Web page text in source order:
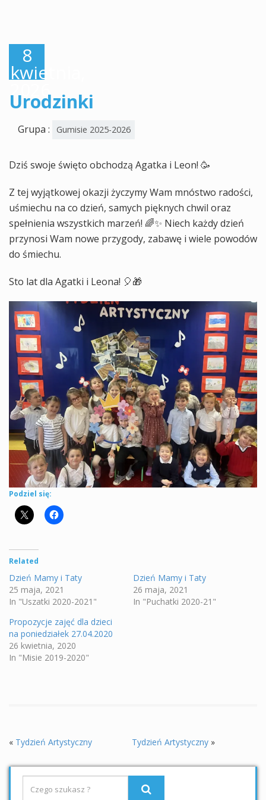
8
kwietnia,
2026
Urodzinki
Grupa : Gumisie 2025-2026
Dziś swoje święto obchodzą Agatka i Leon! 🥳
Z tej wyjątkowej okazji życzymy Wam mnóstwo radości,
uśmiechu na co dzień, samych pięknych chwil oraz
spełnienia wszystkich marzeń! 🌈✨ Niech każdy dzień
przynosi Wam nowe przygody, zabawę i wiele powodów
do śmiechu.
Sto lat dla Agatki i Leona! 🎈🎁
Podziel się:
Related
Dzień Mamy i Taty
25 maja, 2021
In "Uszatki 2020-2021"
Dzień Mamy i Taty
26 maja, 2021
In "Puchatki 2020-21"
Propozycje zajęć dla dzieci
na poniedziałek 27.04.2020
26 kwietnia, 2020
In "Misie 2019-2020"
« Tydzień Artystyczny Tydzień Artystyczny»